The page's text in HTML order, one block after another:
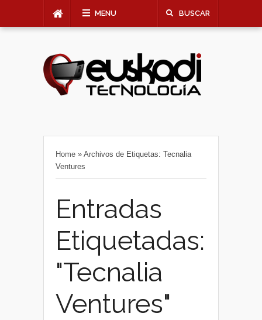
MENU BUSCAR
Home » Archivos de Etiquetas: Tecnalia
Ventures
Entradas
Etiquetadas:
"Tecnalia
Ventures"